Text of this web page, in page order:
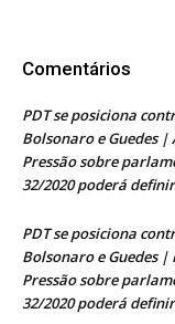
Comentários
PDT se posiciona
Bolsonaro e Guedes |
Pressão sobre
32/2020 poderá
PDT se posiciona
Bolsonaro e Guedes |
Pressão sobre
32/2020 poderá